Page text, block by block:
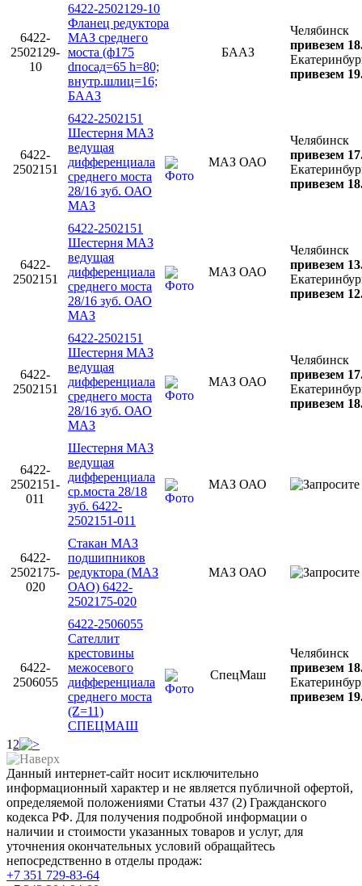
6422-
2502129-
10
6422-2502129-10
Фланец редуктора
МАЗ среднего
моста (ф175
dпосад=65 h=80;
внутр.шлиц=16;
БААЗ
БААЗ
Челябинск
привезем
привезем
6422-
2502151
6422-2502151
Шестерня МАЗ
ведущая
дифференциала
среднего моста
28/16 зуб. ОАО
МАЗ
МАЗ ОАО
Челябинск
привезем
привезем
6422-
2502151
6422-2502151
Шестерня МАЗ
ведущая
дифференциала
среднего моста
28/16 зуб. ОАО
МАЗ
МАЗ ОАО
Челябинск
привезем
привезем
6422-
2502151
6422-2502151
Шестерня МАЗ
ведущая
дифференциала
среднего моста
28/16 зуб. ОАО
МАЗ
МАЗ ОАО
Челябинск
привезем
привезем
6422-
2502151-
011
Шестерня МАЗ
ведущая
дифференциала
ср.моста 28/18
зуб. 6422-
2502151-011
МАЗ ОАО
6422-
2502175-
020
Стакан МАЗ
подшипников
редуктора (МАЗ
ОАО) 6422-
2502175-020
МАЗ ОАО
6422-
2506055
6422-2506055
Сателлит
крестовины
межосевого
дифференциала
среднего моста
(Z=11)
СПЕЦМАШ
СпецМаш
Челябинск
привезем
привезем
1 2
Данный интернет-сайт носит исключительно
информационный характер и не является публичной офертой,
определяемой положениями Статьи 437 (2) Гражданского
кодекса РФ. Для получения подробной информации о
наличии и стоимости указанных товаров и услуг, для
уточнения окончательных условий обращайтесь
непосредственно в отделы продаж:
+7 351 729-83-64